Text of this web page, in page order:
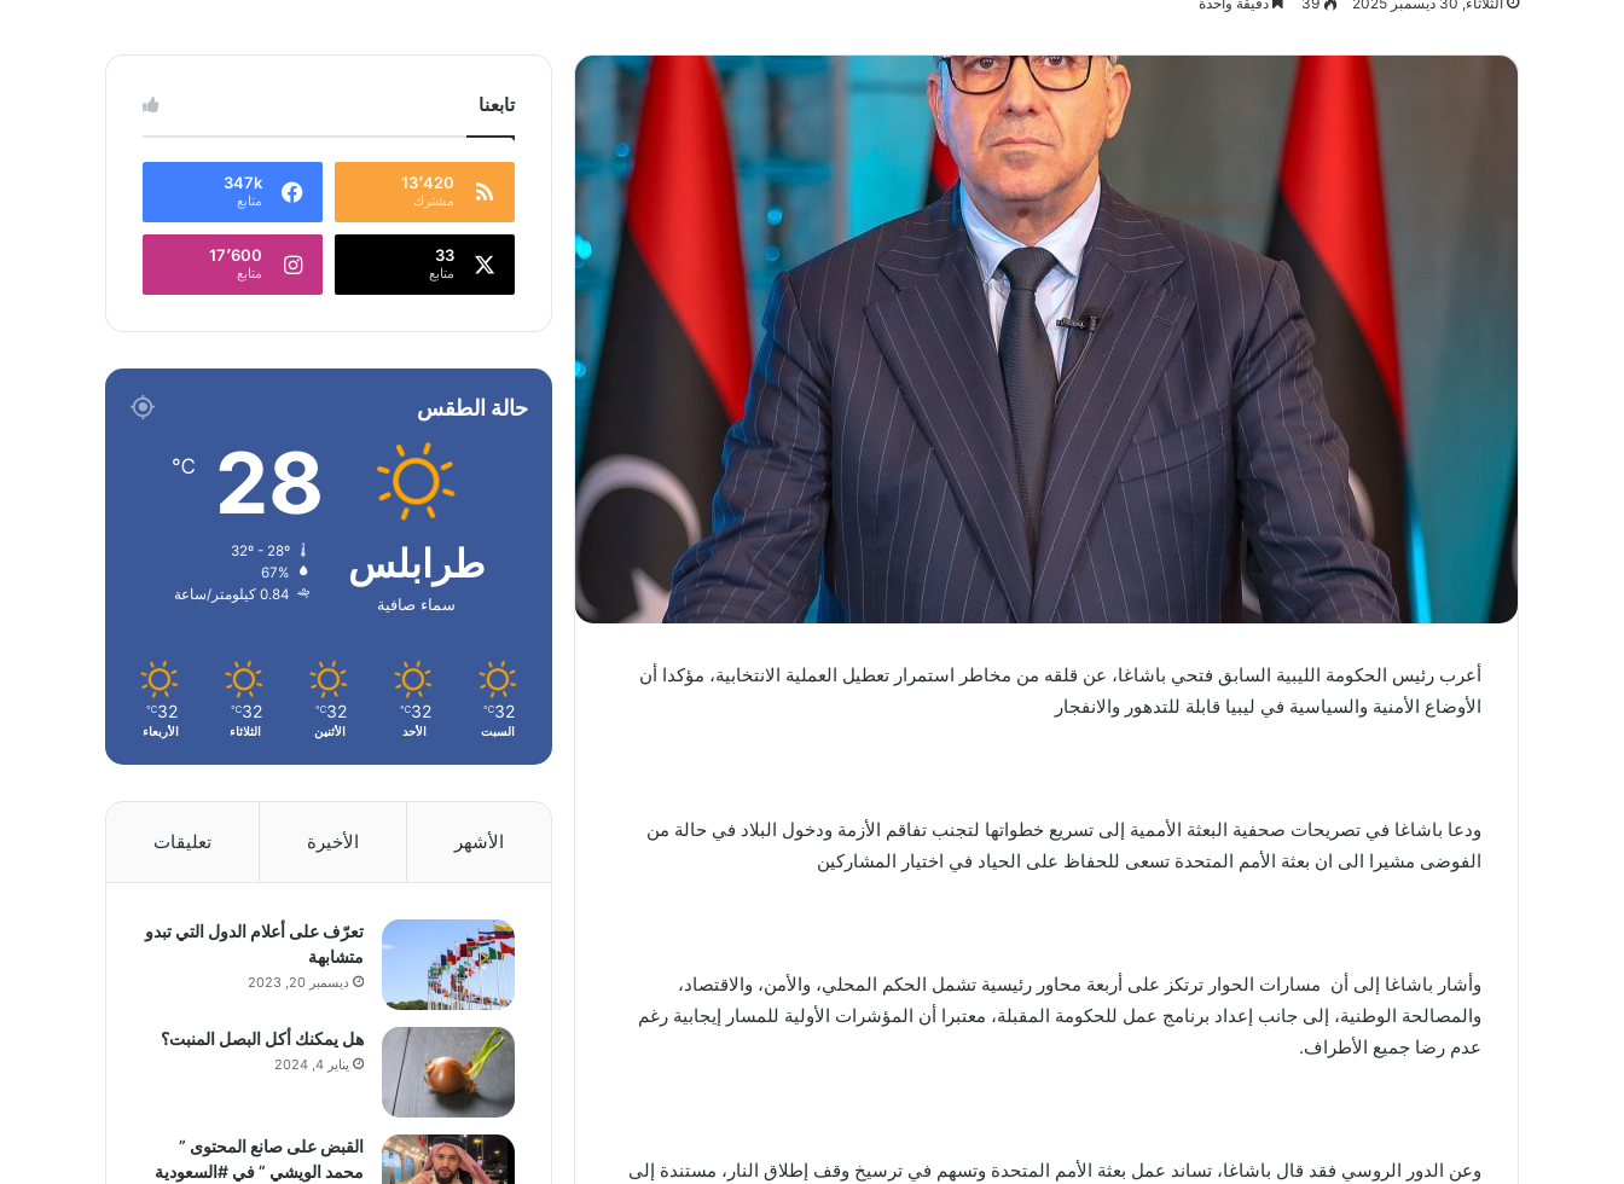
أعرب رئيس الحكومة الليبية السابق فتحي باشاغا، عن قلقه من مخاطر استمرار تعطيل العملية الانتخابية، مؤكدا أن
الأوضاع الأمنية والسياسية في ليبيا قابلة للتدهور والانفجار
ودعا باشاغا في تصريحات صحفية البعثة الأممية إلى تسريع خطواتها لتجنب تفاقم الأزمة ودخول البلاد في حالة من
الفوضى مشيرا الى ان بعثة الأمم المتحدة تسعى للحفاظ على الحياد في اختيار المشاركين
وأشار باشاغا إلى أن مسارات الحوار ترتكز على أربعة محاور رئيسية تشمل الحكم المحلي، والأمن، والاقتصاد،
والمصالحة الوطنية، إلى جانب إعداد برنامج عمل للحكومة المقبلة، معتبرا أن المؤشرات الأولية للمسار إيجابية رغم
عدم رضا جميع الأطراف.
وعن الدور الروسي فقد قال باشاغا، تساند عمل بعثة الأمم المتحدة وتسهم في ترسيخ وقف إطلاق النار، مستندة إلى
تابعنا
13٬420
مشترك
347k
متابع
33
متابع
17٬600
متابع
حالة الطقس
طرابلس
سماء صافية
28
℃
67%
0.84 كيلومتر/ساعة
32
℃
السبت
32
℃
الأحد
32
℃
الأثنين
32
℃
الثلاثاء
32
℃
الأربعاء
الأشهر الأخيرة تعليقات
تعرّف على أعلام الدول التي تبدو
متشابهة
ديسمبر 20, 2023
هل يمكنك أكل البصل المنبت؟
يناير 4, 2024
القبض على صانع المحتوى ”
محمد الويشي ” في #السعودية